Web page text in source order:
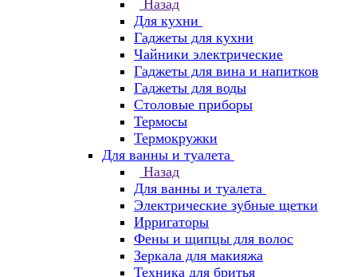
Назад
Для кухни
Гаджеты для кухни
Чайники электрические
Гаджеты для вина и напитков
Гаджеты для воды
Столовые приборы
Термосы
Термокружки
Для ванны и туалета
Назад
Для ванны и туалета
Электрические зубные щетки
Ирригаторы
Фены и щипцы для волос
Зеркала для макияжа
Техника для бритья